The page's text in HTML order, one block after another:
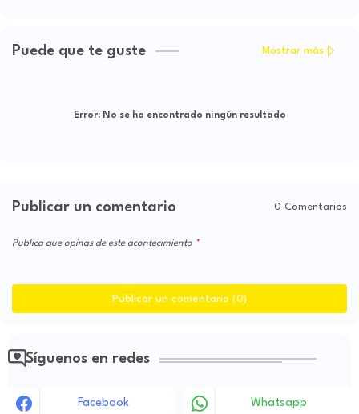
Puede que te guste Mostrar más
Error:No se ha encontrado ningún resultado
Publicar un comentario 0 Comentarios
Publica que opinas de este acontecimiento
Publicar un comentario (0)
Síguenos en redes
Facebook Whatsapp